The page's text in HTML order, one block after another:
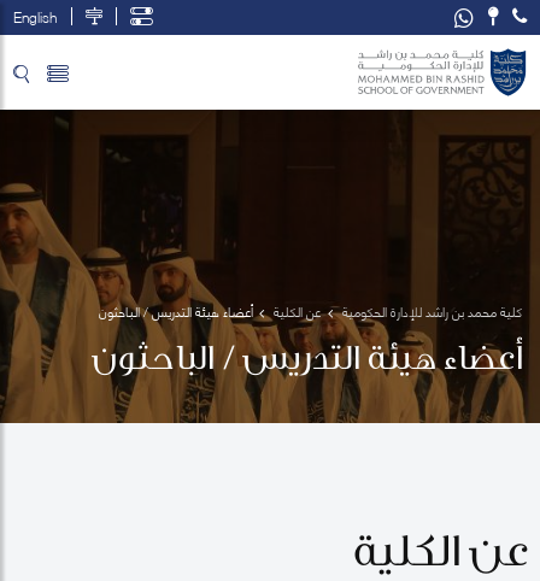
English
كلية محمد بن راشد للإدارة الحكومية عن الكلية أعضاء هيئة التدريس / الباحثون
أعضاء هيئة التدريس / الباحثون
عن الكلية